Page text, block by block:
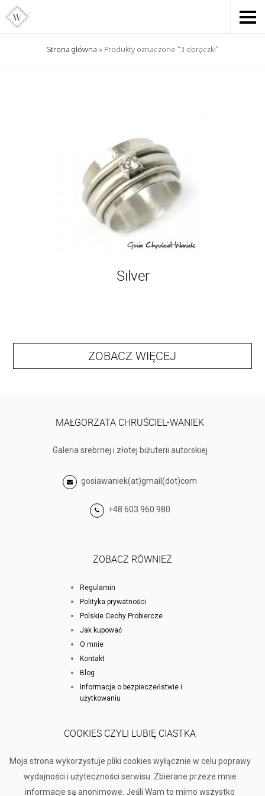
Strona główna » Produkty oznaczone “3 obrączki”
Silver
ZOBACZ WIĘCEJ
MAŁGORZATA CHRUŚCIEL-WANIEK
Galeria srebrnej i złotej biżuterii autorskiej
gosiawaniek(at)gmail(dot)com
+48 603 960 980
ZOBACZ RÓWNIEŻ
Regulamin
Polityka prywatności
Polskie Cechy Probiercze
Jak kupować
O mnie
Kontakt
Blog
Informacje o bezpieczeństwie i
użytkowaniu
COOKIES CZYLI LUBIĘ CIASTKA
Moja strona wykorzystuje pliki cookies wyłącznie w celu poprawy
wydajności i użyteczności serwisu. Zbierane przeze mnie
informacje są anonimowe. Jeśli Wam to mimo wszystko